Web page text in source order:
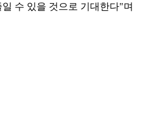
수 있을 것으로 기대한다"며